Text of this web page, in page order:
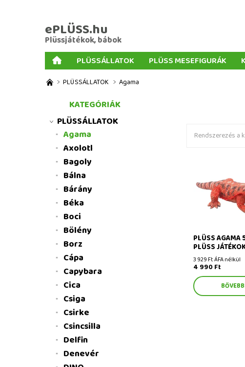
ePLÜSS.hu
Plüssjátékok, bábok
PLÜSSÁLLATOK PLÜSS MESEFIGURÁK
AJÁNDÉKOK PLÜSSÖKHÖZ
MENNYISÉGI KEDVEZMÉNYEK
PLÜSSÁLLATOK Agama
Rendszerezés a
Plüss agama 50
játékok
PLÜSS AGAMA
PLÜSS
3 929 Ft ÁFA nélkül
4 990 Ft
KATEGÓRIÁK
PLÜSSÁLLATOK
Agama
Axolotl
Bagoly
Bálna
Bárány
Béka
Boci
Bölény
Borz
Cápa
Capybara
Cica
Csiga
Csirke
Csincsilla
Delfin
Denevér